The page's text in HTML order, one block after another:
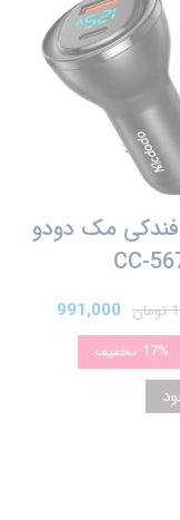
فندکی مک دودو
991,000
17% تخفیف